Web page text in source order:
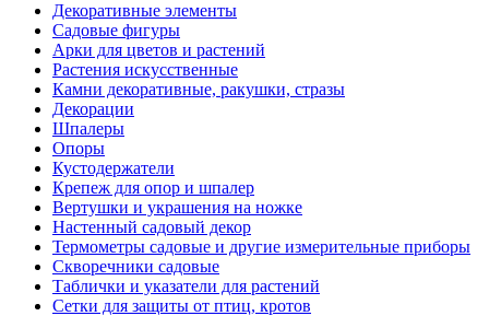
Декоративные элементы
Садовые фигуры
Арки для цветов и растений
Растения искусственные
Камни декоративные, ракушки, стразы
Декорации
Шпалеры
Опоры
Кустодержатели
Крепеж для опор и шпалер
Вертушки и украшения на ножке
Настенный садовый декор
Термометры садовые и другие измерительные приборы
Скворечники садовые
Таблички и указатели для растений
Сетки для защиты от птиц, кротов